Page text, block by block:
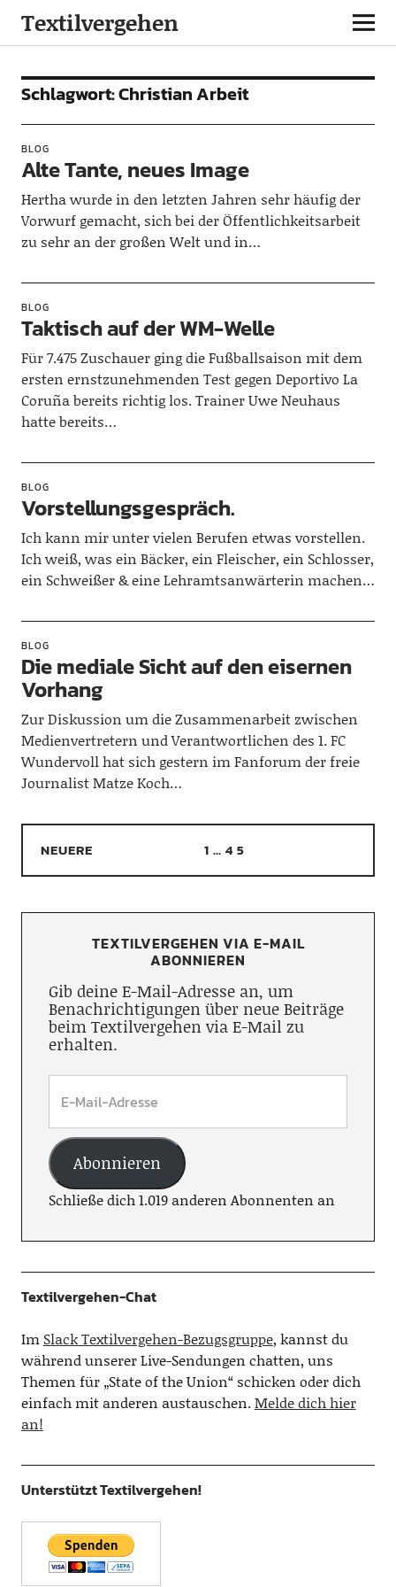
Textilvergehen
Schlagwort:Christian Arbeit
BLOG
Alte Tante, neues Image
Hertha wurde in den letzten Jahren sehr häufig der
Vorwurf gemacht, sich bei der Öffentlichkeitsarbeit
zu sehr an der großen Welt und in…
BLOG
Taktisch auf der WM-Welle
Für 7.475 Zuschauer ging die Fußballsaison mit dem
ersten ernstzunehmenden Test gegen Deportivo La
Coruña bereits richtig los. Trainer Uwe Neuhaus
hatte bereits…
BLOG
Vorstellungsgespräch.
Ich kann mir unter vielen Berufen etwas vorstellen.
Ich weiß, was ein Bäcker, ein Fleischer, ein Schlosser,
ein Schweißer & eine Lehramtsanwärterin machen…
BLOG
Die mediale Sicht auf den eisernen
Vorhang
Zur Diskussion um die Zusammenarbeit zwischen
Medienvertretern und Verantwortlichen des 1. FC
Wundervoll hat sich gestern im Fanforum der freie
Journalist Matze Koch…
NEUERE 1 … 4 5
TEXTILVERGEHEN VIA E-MAIL
ABONNIEREN
Gib deine E-Mail-Adresse an, um
Benachrichtigungen über neue Beiträge
beim Textilvergehen via E-Mail zu
erhalten.
Abonnieren
Schließe dich 1.019 anderen Abonnenten an
Textilvergehen-Chat
Im Slack Textilvergehen-Bezugsgruppe, kannst du
während unserer Live-Sendungen chatten, uns
Themen für „State of the Union“ schicken oder dich
einfach mit anderen austauschen.Melde dich hier
an!
Unterstützt Textilvergehen!